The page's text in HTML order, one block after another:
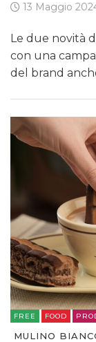
13 Maggio
Le due novità
con una
del brand
FREE FOOD
MULINO